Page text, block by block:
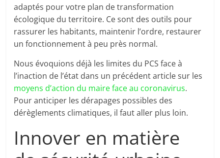
adaptés pour votre plan de transformation
écologique du territoire. Ce sont des outils pour
rassurer les habitants, maintenir l’ordre, restaurer
un fonctionnement à peu près normal.
Nous évoquions déjà les limites du PCS face à
l’inaction de l’état dans un précédent article sur les
moyens d’action du maire face au coronavirus.
Pour anticiper les dérapages possibles des
dérèglements climatiques, il faut aller plus loin.
Innover en matière